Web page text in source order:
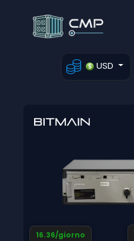
USD
16.36/giorno